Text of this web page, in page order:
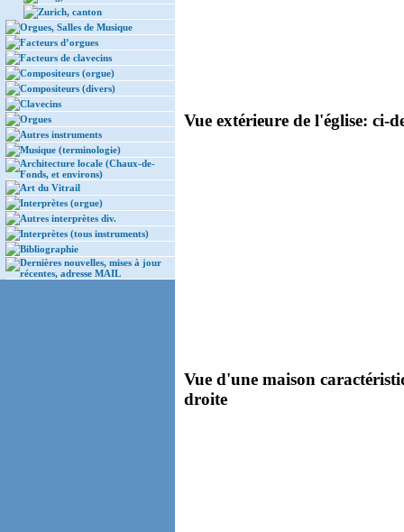
Zurich, canton
Orgues, Salles de Musique
Facteurs d’orgues
Facteurs de clavecins
Compositeurs (orgue)
Compositeurs (divers)
Clavecins
Orgues
Autres instruments
Musique (terminologie)
Architecture locale (Chaux-de-
Fonds, et environs)
Art du Vitrail
Interprètes (orgue)
Autres interprètes div.
Interprètes (tous instruments)
Bibliographie
Dernières nouvelles, mises à jour
récentes, adresse MAIL
Vue extérieure de l'église: ci-
Vue d'une maison
droite